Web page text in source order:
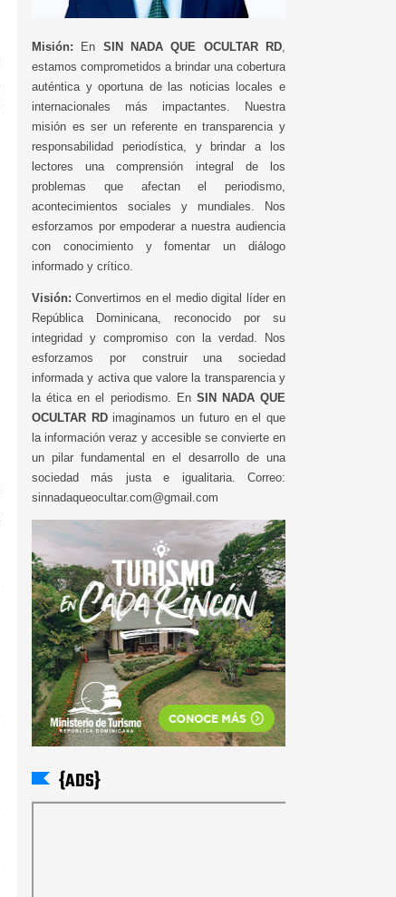
Misión: En SIN NADA QUE OCULTAR RD
estamos comprometidos a brindar una cobertura
auténtica y oportuna de las noticias locales e
internacionales más impactantes. Nuestra
misión es ser un referente en transparencia y
responsabilidad periodística, y brindar a los
lectores una comprensión integral de los
problemas que afectan el periodismo,
acontecimientos sociales y mundiales. Nos
esforzamos por empoderar a nuestra audiencia
con conocimiento y fomentar un diálogo
informado y crítico.
Visión: Convertirnos en el medio digital líder en
República Dominicana, reconocido por su
integridad y compromiso con la verdad. Nos
esforzamos por construir una sociedad
informada y activa que valore la transparencia y
la ética en el periodismo. En SIN NADA QUE
OCULTAR RDimaginamos un futuro en el que
la información veraz y accesible se convierte en
un pilar fundamental en el desarrollo de una
sociedad más justa e igualitaria. Correo:
sinnadaqueocultar.com@gmail.com
{ADS}